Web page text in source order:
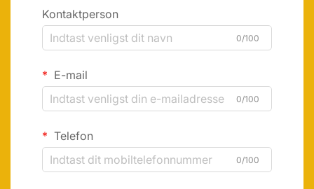
Kontaktperson
0/100
E-mail
0/100
Telefon
0/100